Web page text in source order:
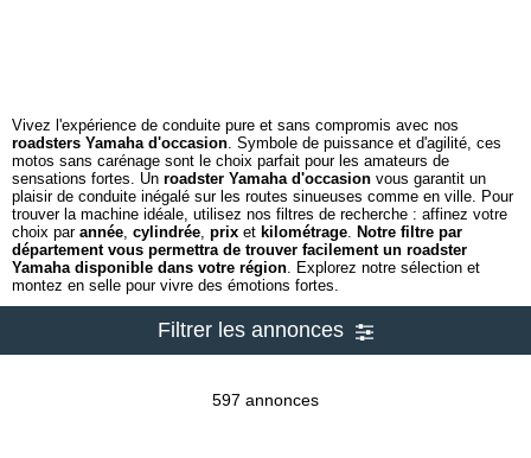
Vivez l'expérience de conduite pure et sans compromis avec nos
roadsters Yamaha d'occasion. Symbole de puissance et d'agilité, ces
motos sans carénage sont le choix parfait pour les amateurs de
sensations fortes. Un roadster Yamaha d'occasion vous garantit un
plaisir de conduite inégalé sur les routes sinueuses comme en ville. Pour
trouver la machine idéale, utilisez nos filtres de recherche : affinez votre
choix par année, cylindrée, prix et kilométrage. Notre filtre par
département vous permettra de trouver facilement un roadster
Yamaha disponible dans votre région. Explorez notre sélection et
montez en selle pour vivre des émotions fortes.
Filtrer les annonces
597 annonces